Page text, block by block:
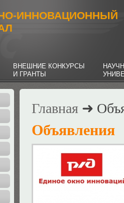
ИННОВАЦИОННЫЙ
ВНЕШНИЕ КОНКУРСЫ
И ГРАНТЫ
Главная ➜
Объявления